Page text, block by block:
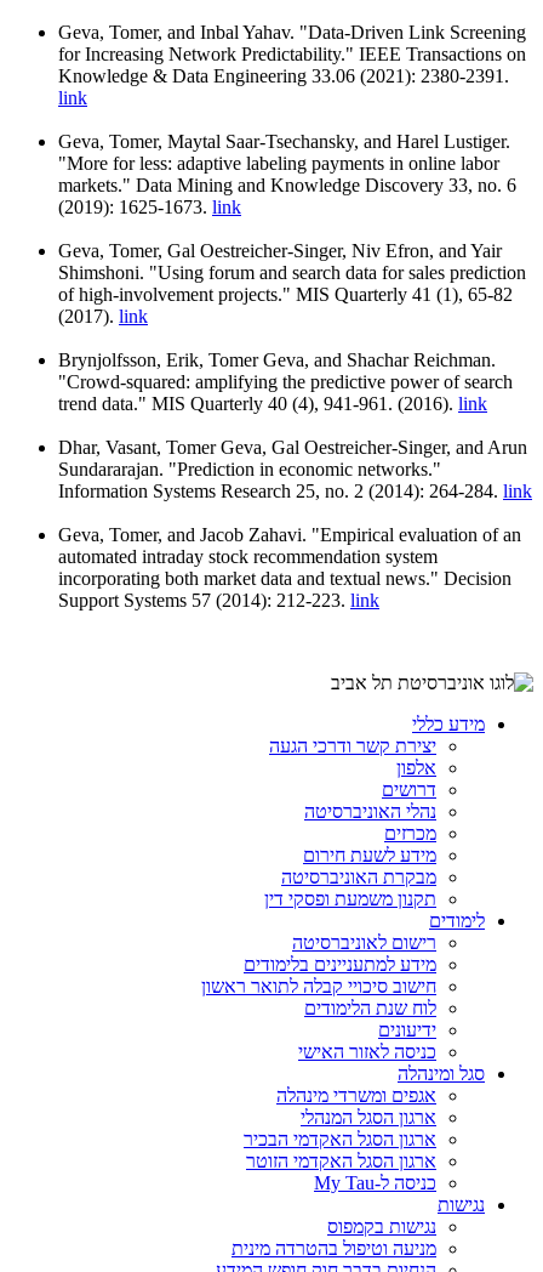
Geva, Tomer, and Inbal Yahav. "Data-Driven Link Screening
for Increasing Network Predictability." IEEE Transactions on
Knowledge & Data Engineering 33.06 (2021): 2380-2391.
link
Geva, Tomer, Maytal Saar-Tsechansky, and Harel Lustiger.
"More for less: adaptive labeling payments in online labor
markets." Data Mining and Knowledge Discovery 33, no. 6
(2019): 1625-1673. link
Geva, Tomer, Gal Oestreicher-Singer, Niv Efron, and Yair
Shimshoni. "Using forum and search data for sales prediction
of high-involvement projects." MIS Quarterly 41 (1), 65-82
(2017). link
Brynjolfsson, Erik, Tomer Geva, and Shachar Reichman.
"Crowd-squared: amplifying the predictive power of search
trend data." MIS Quarterly 40 (4), 941-961. (2016). link
Dhar, Vasant, Tomer Geva, Gal Oestreicher-Singer, and Arun
Sundararajan. "Prediction in economic networks."
Information Systems Research 25, no. 2 (2014): 264-284. link
Geva, Tomer, and Jacob Zahavi. "Empirical evaluation of an
automated intraday stock recommendation system
incorporating both market data and textual news." Decision
Support Systems 57 (2014): 212-223. link
מידע כללי
יצירת קשר ודרכי הגעה
אלפון
דרושים
נהלי האוניברסיטה
מכרזים
מידע לשעת חירום
מבקרת האוניברסיטה
תקנון משמעת ופסקי דין
לימודים
רישום לאוניברסיטה
מידע למתעניינים בלימודים
חישוב סיכויי קבלה לתואר ראשון
לוח שנת הלימודים
ידיעונים
כניסה לאזור האישי
סגל ומינהלה
אגפים ומשרדי מינהלה
ארגון הסגל המנהלי
ארגון הסגל האקדמי הבכיר
ארגון הסגל האקדמי הזוטר
כניסה ל-My Tau
נגישות
נגישות בקמפוס
מניעה וטיפול בהטרדה מינית